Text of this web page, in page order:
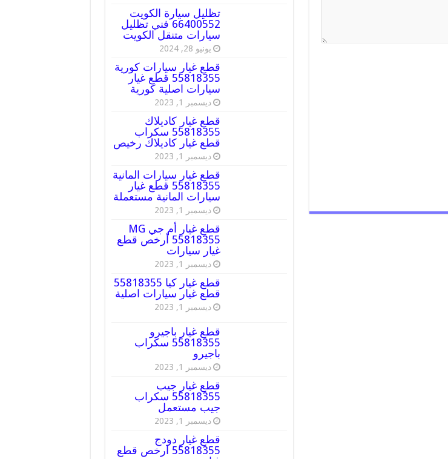
تظليل سيارة الكويت
66400552 فني تظليل
سيارات متنقل الكويت
يونيو 28, 2024
قطع غيار سيارات كورية
55818355 قطع غيار
سيارات اصلية كورية
ديسمبر 1, 2023
قطع غيار كاديلاك
55818355 سكراب
قطع غيار كاديلاك رخيص
ديسمبر 1, 2023
قطع غيار سيارات المانية
55818355 قطع غيار
سيارات المانية مستعملة
ديسمبر 1, 2023
قطع غيار أم جي MG
55818355 أرخص قطع
غيار سيارات
ديسمبر 1, 2023
قطع غيار كيا 55818355
قطع غيار سيارات اصلية
ديسمبر 1, 2023
قطع غيار باجيرو
55818355 سكراب
باجيرو
ديسمبر 1, 2023
قطع غيار جيب
55818355 سكراب
جيب مستعمل
ديسمبر 1, 2023
قطع غيار دودج
55818355 ارخص قطع